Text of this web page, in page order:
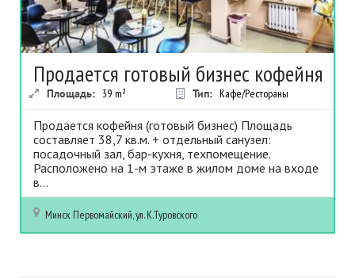
Продается готовый бизнес кофейня
Площадь: 39 m² Тип: Кафе/Рестораны
Продается кофейня (готовый бизнес) Площадь
составляет 38,7 кв.м. + отдельный санузел:
посадочный зал, бар-кухня, техпомещение.
Расположено на 1-м этаже в жилом доме на входе
в...
Минск Первомайский, ул. К.Туровского